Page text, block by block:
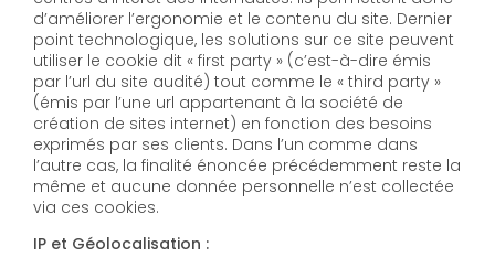
d’améliorer l’ergonomie et le contenu du site. Dernier
point technologique, les solutions sur ce site peuvent
utiliser le cookie dit « first party » (c’est-à-dire émis
par l’url du site audité) tout comme le « third party »
(émis par l’une url appartenant à la société de
création de sites internet) en fonction des besoins
exprimés par ses clients. Dans l’un comme dans
l’autre cas, la finalité énoncée précédemment reste la
même et aucune donnée personnelle n’est collectée
via ces cookies.
IP et Géolocalisation :